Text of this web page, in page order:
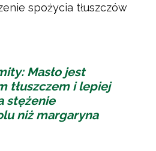
spożycia tłuszczów
Masło jest
tłuszczem i lepiej
stężenie
niż margaryna